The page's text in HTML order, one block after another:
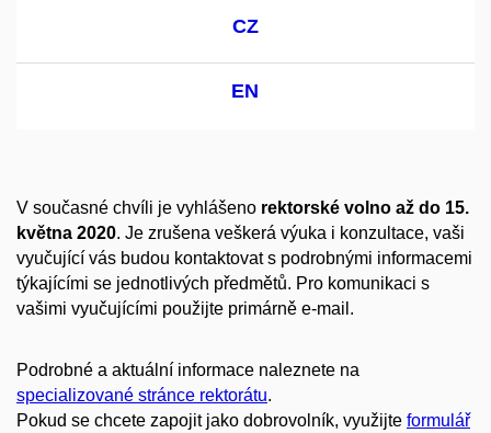
CZ
EN
V současné chvíli je vyhlášeno rektorské volno až do 15.
května 2020. Je zrušena veškerá výuka i konzultace, vaši
vyučující vás budou kontaktovat s podrobnými informacemi
týkajícími se jednotlivých předmětů. Pro komunikaci s
vašimi vyučujícími použijte primárně e-mail.
Podrobné a aktuální informace naleznete na
specializované stránce rektorátu.
Pokud se chcete zapojit jako dobrovolník, využijte formulář